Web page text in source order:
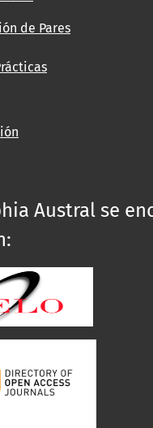
de Pares
Austral se